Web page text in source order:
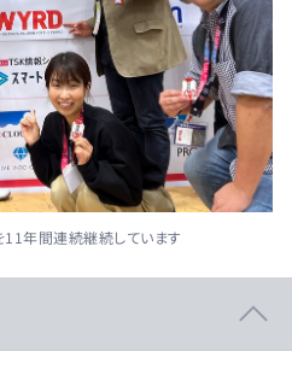
年間連続継続しています